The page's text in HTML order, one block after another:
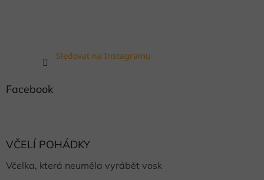
Sledovat na Instagramu
Facebook
VČELÍ POHÁDKY
Včelka, která neuměla vyrábět vosk